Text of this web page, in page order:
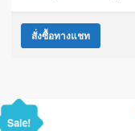
สั่งซื้อทางแชท
Sale!